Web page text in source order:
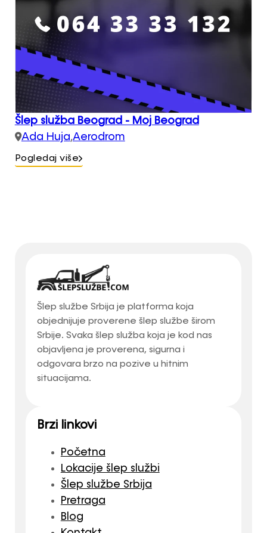
Šlep služba Beograd - Moj Beograd
Ada Huja,Aerodrom
Pogledaj više
Šlep službe Srbija je platforma koja
objednijuje proverene šlep službe širom
Srbije. Svaka šlep služba koja je kod nas
objavljena je proverena, sigurna i
odgovara brzo na pozive u hitnim
situacijama.
Brzi linkovi
Početna
Lokacije šlep službi
Šlep službe Srbija
Pretraga
Blog